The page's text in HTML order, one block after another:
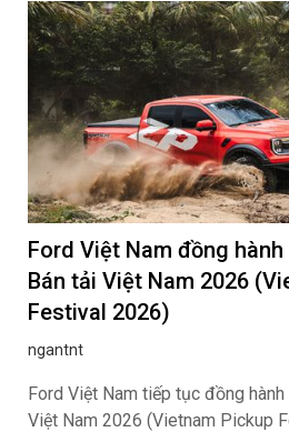
Ford Việt Nam đồng
Bán tải Việt Nam 2026
Festival 2026)
ngantnt
Ford Việt Nam tiếp tục đồng
Việt Nam 2026 (Vietnam Pickup